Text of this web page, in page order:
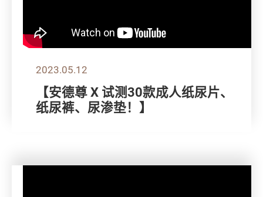
2023.05.12
【安德尊 X 试测30款成人纸尿片、
纸尿裤、尿渗垫！】